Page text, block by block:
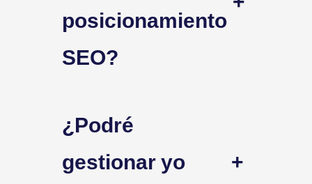
posicionamiento
SEO?
¿Podré
gestionar yo
+